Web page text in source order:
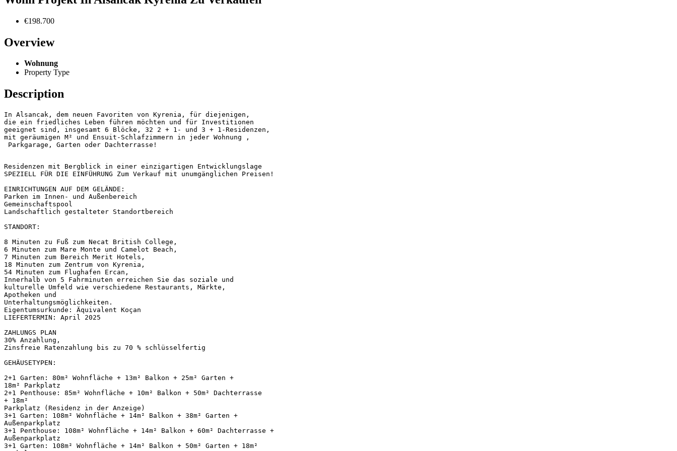
€198.700
Overview
Wohnung
Property Type
Description
die ein friedliches Leben führen möchten und für Investitionen
geeignet sind, insgesamt 6 Blöcke, 32 2 + 1- und 3 + 1-Residenzen,
mit geräumigen M² und Ensuit-Schlafzimmern in jeder Wohnung ,
Parkgarage, Garten oder Dachterrasse!
Residenzen mit Bergblick in einer einzigartigen Entwicklungslage
SPEZIELL FÜR DIE EINFÜHRUNG Zum Verkauf mit unumgänglichen Preisen!
EINRICHTUNGEN AUF DEM GELÄNDE:
Parken im Innen- und Außenbereich
Gemeinschaftspool
Landschaftlich gestalteter Standortbereich
STANDORT:
8 Minuten zu Fuß zum Necat British College,
6 Minuten zum Mare Monte und Camelot Beach,
7 Minuten zum Bereich Merit Hotels,
18 Minuten zum Zentrum von Kyrenia,
54 Minuten zum Flughafen Ercan,
Innerhalb von 5 Fahrminuten erreichen Sie das soziale und
kulturelle Umfeld wie verschiedene Restaurants, Märkte,
Apotheken und
Unterhaltungsmöglichkeiten.
Eigentumsurkunde: Äquivalent Koçan
LIEFERTERMIN: April 2025
ZAHLUNGS PLAN
30% Anzahlung,
Zinsfreie Ratenzahlung bis zu 70 % schlüsselfertig
GEHÄUSETYPEN:
2+1 Garten: 80m² Wohnfläche + 13m² Balkon + 25m² Garten +
18m² Parkplatz
2+1 Penthouse: 85m² Wohnfläche + 10m² Balkon + 50m² Dachterrasse
+ 18m²
Parkplatz (Residenz in der Anzeige)
3+1 Garten: 108m² Wohnfläche + 14m² Balkon + 38m² Garten +
Außenparkplatz
3+1 Penthouse: 108m² Wohnfläche + 14m² Balkon + 60m² Dachterrasse +
Außenparkplatz
3+1 Garten: 108m² Wohnfläche + 14m² Balkon + 50m² Garten + 18m²